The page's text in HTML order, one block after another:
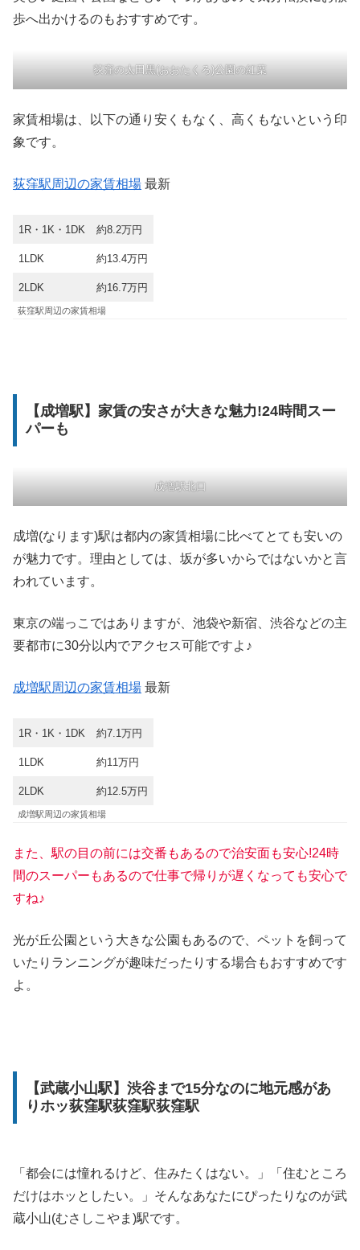
歩へ出かけるのもおすすめです。
荻窪の太田黒(おおたくろ)公園の紅葉
家賃相場は、以下の通り安くもなく、高くもないという印
象です。
荻窪駅周辺の家賃相場 最新
1R・1K・1DK 約8.2万円
1LDK 約13.4万円
2LDK 約16.7万円
荻窪駅周辺の家賃相場
【成増駅】家賃の安さが大きな魅力!24時間スー
パーも
成増駅北口
成増(なります)駅は都内の家賃相場に比べてとても安いの
が魅力です。理由としては、坂が多いからではないかと言
われています。
東京の端っこではありますが、池袋や新宿、渋谷などの主
要都市に30分以内でアクセス可能ですよ♪
成増駅周辺の家賃相場 最新
1R・1K・1DK 約7.1万円
1LDK 約11万円
2LDK 約12.5万円
成増駅周辺の家賃相場
また、駅の目の前には交番もあるので治安面も安心!24時
間のスーパーもあるので仕事で帰りが遅くなっても安心で
すね♪
光が丘公園という大きな公園もあるので、ペットを飼って
いたりランニングが趣味だったりする場合もおすすめです
よ。
【武蔵小山駅】渋谷まで15分なのに地元感があ
りホッ荻窪駅荻窪駅荻窪駅
「都会には憧れるけど、住みたくはない。」「住むところ
だけはホッとしたい。」そんなあなたにぴったりなのが武
蔵小山(むさしこやま)駅です。